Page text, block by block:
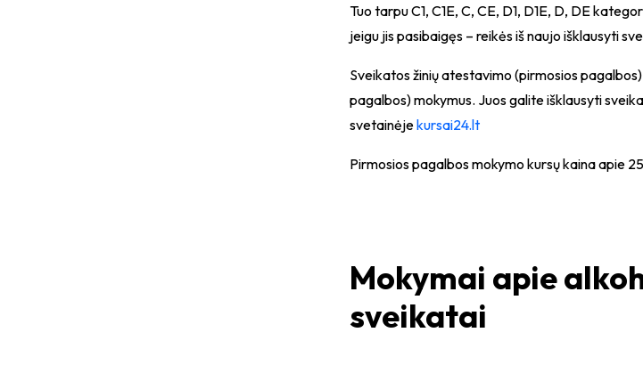
Tuo tarpu C1, C1E, C, CE, D1, D1E, D, DE
jeigu jis pasibaigęs – reikės iš naujo išklausyti
Sveikatos žinių atestavimo (pirmosios pagalbos)
pagalbos)mokymus. Juos galite išklausyti
svetainėjekursai24.lt
Pirmosios pagalbos mokymo kursų kaina apie
Mokymai apie
sveikatai